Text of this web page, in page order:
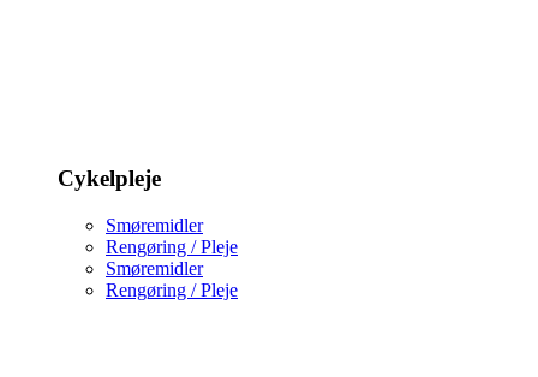
Cykelpleje
Smøremidler
Rengøring / Pleje
Smøremidler
Rengøring / Pleje